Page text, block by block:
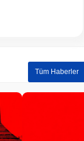
Tüm Haberler